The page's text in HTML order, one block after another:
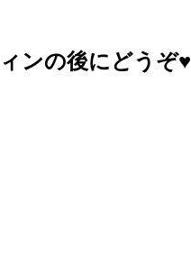
ンの後にどうぞ♥️